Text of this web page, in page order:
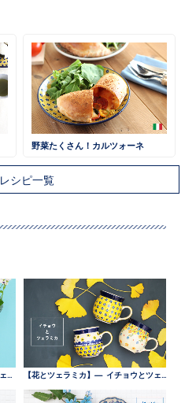
野菜たくさん！カルツォーネ
レシピ一覧